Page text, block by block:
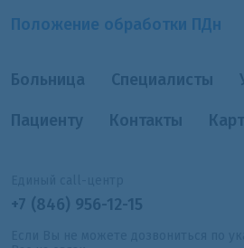
Положение обработки ПДн
Больница Специалисты
Пациенту Контакты
+7 (846) 956-12-15